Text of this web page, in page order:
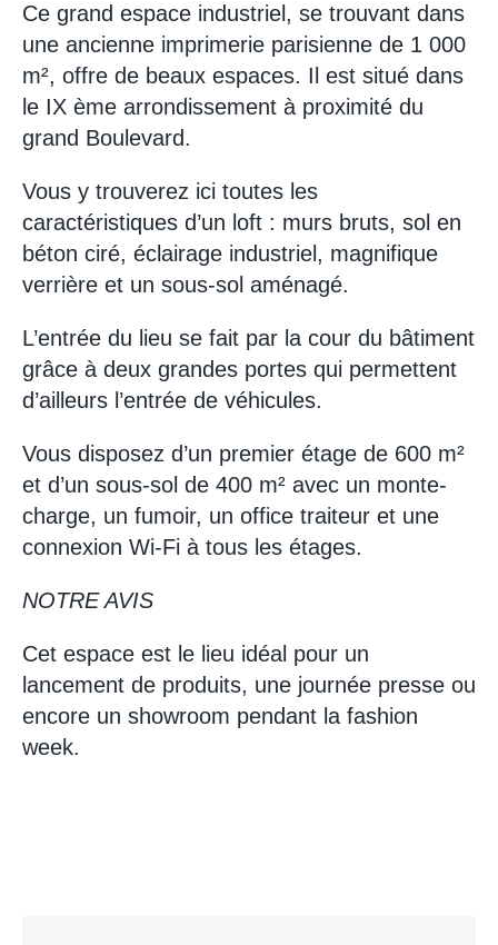
Ce grand espace industriel, se trouvant dans
une ancienne imprimerie parisienne de 1 000
m², offre de beaux espaces. Il est situé dans
le IX ème arrondissement à proximité du
grand Boulevard.
Vous y trouverez ici toutes les
caractéristiques d’un loft : murs bruts, sol en
béton ciré, éclairage industriel, magnifique
verrière et un sous-sol aménagé.
L’entrée du lieu se fait par la cour du bâtiment
grâce à deux grandes portes qui permettent
d’ailleurs l’entrée de véhicules.
Vous disposez d’un premier étage de 600 m²
et d’un sous-sol de 400 m² avec un monte-
charge, un fumoir, un office traiteur et une
connexion Wi-Fi à tous les étages.
NOTRE AVIS
Cet espace est le lieu idéal pour un
lancement de produits, une journée presse ou
encore un showroom pendant la fashion
week.